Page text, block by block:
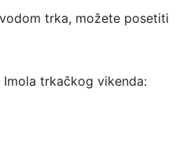
trka, možete posetiti
Imola trkačkog vikenda: